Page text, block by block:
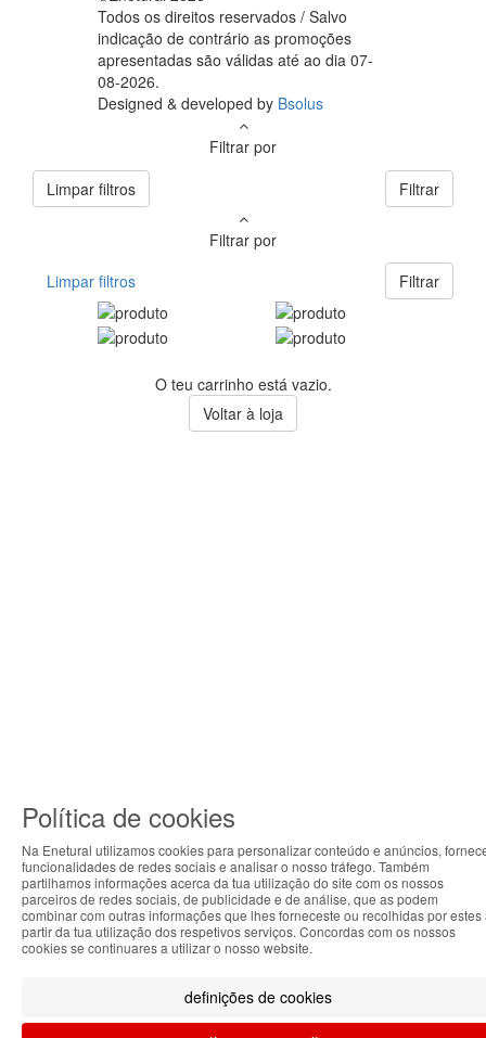
Todos os direitos reservados / Salvo
indicação de contrário as promoções
apresentadas são válidas até ao dia 07-
08-2026.
Designed & developed by Bsolus
Filtrar por
Limpar filtros
Filtrar
Filtrar por
Limpar filtros
Filtrar
ABOUT THE COOKIES
Enetural handles information about your visit using
cookies that improve the performance of the website,
facilitate sharing via social networks and offer
browse our site, you accept the use of these cookies.
For more information, see our Privacy and Cookie
O teu carrinho está vazio.
Voltar à loja
Política de cookies
Na Enetural utilizamos cookies para personalizar conteúdo e anúncios,
funcionalidades de redes sociais e analisar o nosso tráfego. Também
partilhamos informações acerca da tua utilização do site com os nossos
parceiros de redes sociais, de publicidade e de análise, que as podem
combinar com outras informações que lhes forneceste ou recolhidas por estes
partir da tua utilização dos respetivos serviços. Concordas com os nossos
cookies se continuares a utilizar o nosso website.
definições de cookies